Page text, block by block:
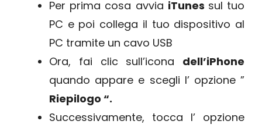
Per prima cosa avvia iTunes sul tuo
PC e poi collega il tuo dispositivo al
PC tramite un cavo USB
Ora, fai clic sull’icona dell’iPhone
quando appare e scegli l’ opzione ”
Riepilogo “.
Successivamente, tocca l’ opzione